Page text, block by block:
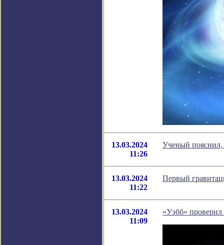
13.03.2024
11:26
Ученый пояснил,
13.03.2024
11:22
Первый
13.03.2024
11:09
«Уэбб»